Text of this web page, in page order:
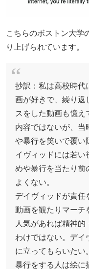
こちらのボストン大学
り上げられています。
抄訳：私は高校時代
画が好きで、繰り返
スをした動画も憶え
内容ではないが、当
や暴行を笑いで覆い
イヴィッドには若い
めや暴行を当たり前
よくない。
デイヴィッドが責
動画を観たりマーチ
人気があれば精神
わけではない。デイ
に立ってもらいたい。
暴行をする人は絵に